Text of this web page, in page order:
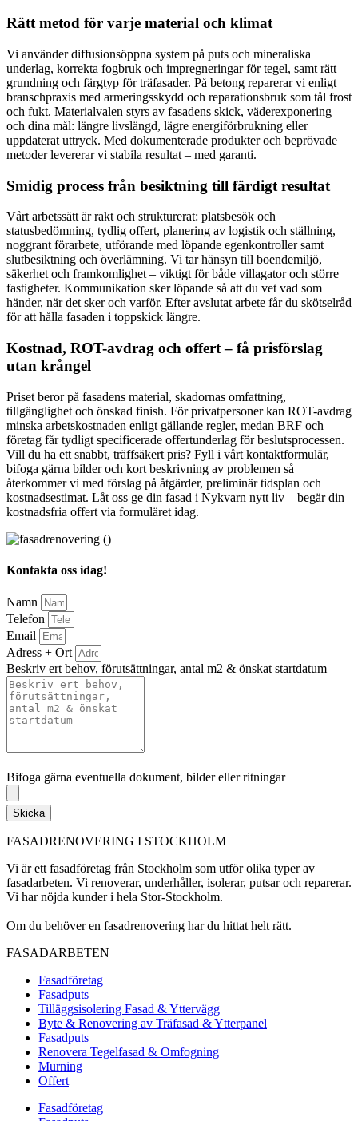
Rätt metod för varje material och klimat
Vi använder diffusionsöppna system på puts och mineraliska
underlag, korrekta fogbruk och impregneringar för tegel, samt rätt
grundning och färgtyp för träfasader. På betong reparerar vi enligt
branschpraxis med armeringsskydd och reparationsbruk som tål frost
och fukt. Materialvalen styrs av fasadens skick, väderexponering
och dina mål: längre livslängd, lägre energiförbrukning eller
uppdaterat uttryck. Med dokumenterade produkter och beprövade
metoder levererar vi stabila resultat – med garanti.
Smidig process från besiktning till färdigt resultat
Vårt arbetssätt är rakt och strukturerat: platsbesök och
statusbedömning, tydlig offert, planering av logistik och ställning,
noggrant förarbete, utförande med löpande egenkontroller samt
slutbesiktning och överlämning. Vi tar hänsyn till boendemiljö,
säkerhet och framkomlighet – viktigt för både villagator och större
fastigheter. Kommunikation sker löpande så att du vet vad som
händer, när det sker och varför. Efter avslutat arbete får du skötselråd
för att hålla fasaden i toppskick längre.
Kostnad, ROT-avdrag och offert – få prisförslag
utan krångel
Priset beror på fasadens material, skadornas omfattning,
tillgänglighet och önskad finish. För privatpersoner kan ROT-avdrag
minska arbetskostnaden enligt gällande regler, medan BRF och
företag får tydligt specificerade offertunderlag för beslutsprocessen.
Vill du ha ett snabbt, träffsäkert pris? Fyll i vårt kontaktformulär,
bifoga gärna bilder och kort beskrivning av problemen så
återkommer vi med förslag på åtgärder, preliminär tidsplan och
kostnadsestimat. Låt oss ge din fasad i Nykvarn nytt liv – begär din
kostnadsfria offert via formuläret idag.
Kontakta oss idag!
Namn
Telefon
Email
Adress + Ort
Beskriv ert behov, förutsättningar, antal m2 & önskat startdatum
Bifoga gärna eventuella dokument, bilder eller ritningar
Skicka
FASADRENOVERING I STOCKHOLM
Vi är ett fasadföretag från Stockholm som utför olika typer av
fasadarbeten. Vi renoverar, underhåller, isolerar, putsar och reparerar.
Vi har nöjda kunder i hela Stor-Stockholm.
Om du behöver en fasadrenovering har du hittat helt rätt.
FASADARBETEN
Fasadföretag
Fasadputs
Tilläggsisolering Fasad & Yttervägg
Byte & Renovering av Träfasad & Ytterpanel
Fasadputs
Renovera Tegelfasad & Omfogning
Murning
Offert
Fasadföretag